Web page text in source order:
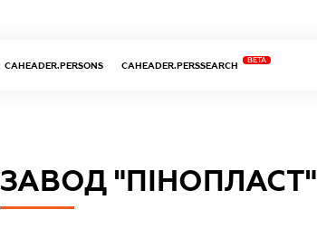
CAHEADER.PERSONS CAHEADER.PERSSEARCH
BETA
ЗАВОД "ПІНОПЛАСТ"